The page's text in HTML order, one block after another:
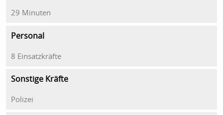
29 Minuten
Personal
8 Einsatzkräfte
Sonstige Kräfte
Polizei